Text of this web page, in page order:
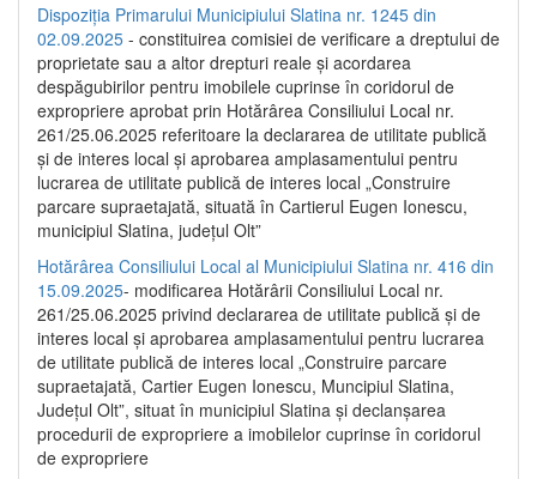
Dispoziția Primarului Municipiului Slatina nr. 1245 din
02.09.2025 - constituirea comisiei de verificare a dreptului de
proprietate sau a altor drepturi reale și acordarea
despăgubirilor pentru imobilele cuprinse în coridorul de
expropriere aprobat prin Hotărârea Consiliului Local nr.
261/25.06.2025 referitoare la declararea de utilitate publică
și de interes local și aprobarea amplasamentului pentru
lucrarea de utilitate publică de interes local „Construire
parcare supraetajată, situată în Cartierul Eugen Ionescu,
municipiul Slatina, județul Olt”
Hotărârea Consiliului Local al Municipiului Slatina nr. 416 din
15.09.2025- modificarea Hotărârii Consiliului Local nr.
261/25.06.2025 privind declararea de utilitate publică și de
interes local și aprobarea amplasamentului pentru lucrarea
de utilitate publică de interes local „Construire parcare
supraetajată, Cartier Eugen Ionescu, Muncipiul Slatina,
Județul Olt”, situat în municipiul Slatina și declanșarea
procedurii de expropriere a imobilelor cuprinse în coridorul
de expropriere